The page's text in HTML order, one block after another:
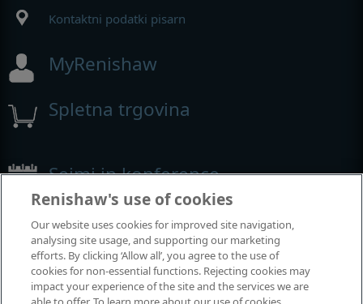
Kontaktni podatki pisarn
MyRenishaw
Spletna trgovina
Sejmi in konference
Renishaw's use of cookies
Our website uses cookies for improved site navigation,
analysing site usage, and supporting our marketing
efforts. By clicking ‘Allow all’, you agree to the use of
cookies for non-essential functions. Rejecting cookies may
impact your experience of the site and the services we are